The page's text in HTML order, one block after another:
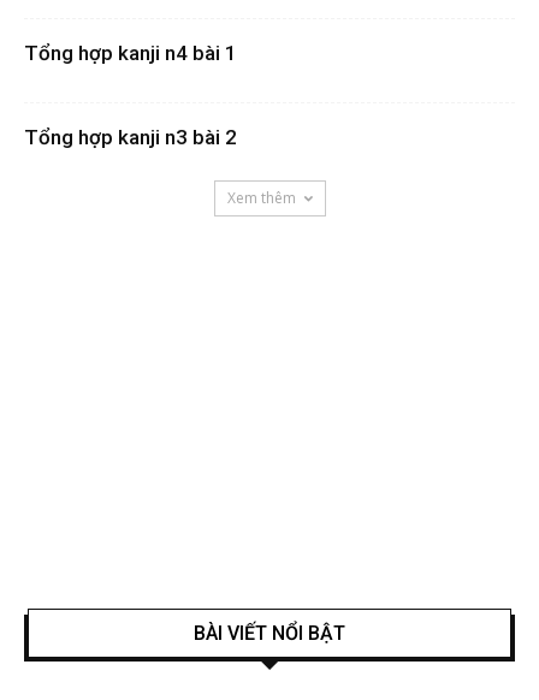
Tổng hợp kanji n4 bài 1
Tổng hợp kanji n3 bài 2
Xem thêm
BÀI VIẾT NỔI BẬT